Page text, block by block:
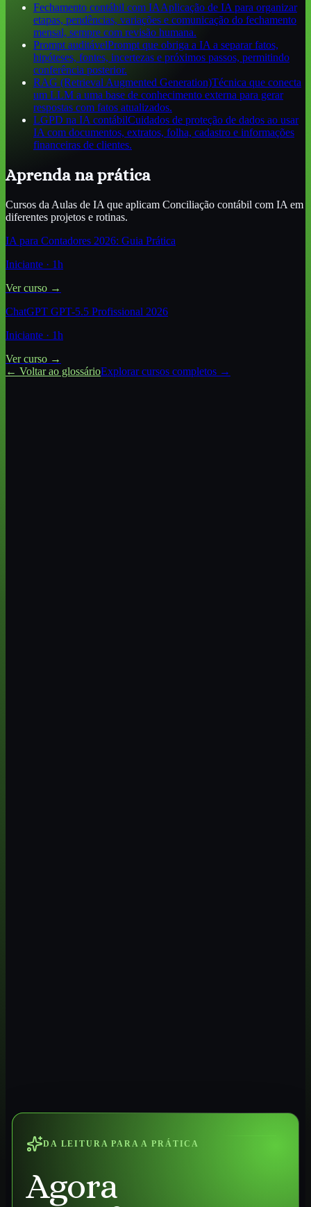
Fechamento contábil com IAAplicação de IA para organizar
etapas, pendências, variações e comunicação do fechamento
mensal, sempre com revisão humana.
Prompt auditávelPrompt que obriga a IA a separar fatos,
hipóteses, fontes, incertezas e próximos passos, permitindo
conferência posterior.
RAG (Retrieval Augmented Generation)Técnica que conecta
um LLM a uma base de conhecimento externa para gerar
respostas com fatos atualizados.
LGPD na IA contábilCuidados de proteção de dados ao usar
IA com documentos, extratos, folha, cadastro e informações
financeiras de clientes.
Aprenda na prática
Cursos da Aulas de IA que aplicam Conciliação contábil com IA em
diferentes projetos e rotinas.
IA para Contadores 2026: Guia Prática
Iniciante · 1h
Ver curso →
ChatGPT GPT-5.5 Profissional 2026
Iniciante · 1h
Ver curso →
← Voltar ao glossárioExplorar cursos completos →
DA LEITURA PARA A PRÁTICA
Agora